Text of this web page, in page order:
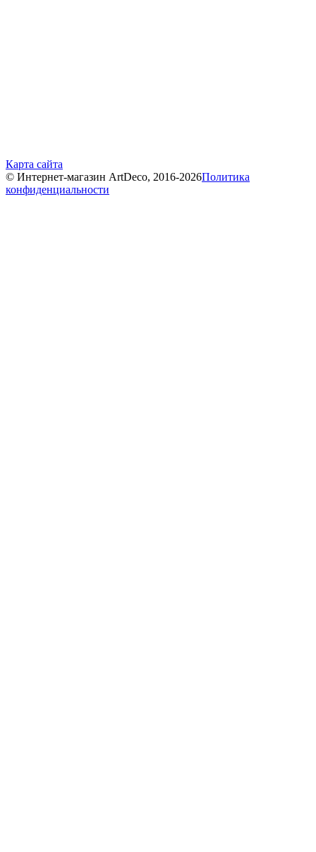
Карта сайта
© Интернет-магазин ArtDeco, 2016-2026Политика
конфиденциальности